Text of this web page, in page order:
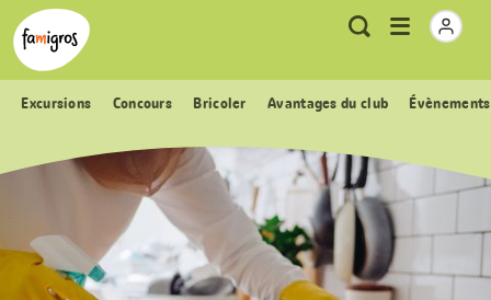
Signets
de
navigation
Header
Logo Métanavigation
RechercheOuvrir
Excursions Concours Bricoler Avantages du club